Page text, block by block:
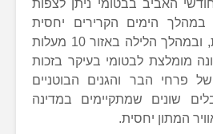
האביב בבטומי ניתן לצפות
הימים הקרירים יחסית
נעות באזור 15 מעלות, ובמהלך הלילה באזור 10 מעלות
מומלצת לבטומי בעיקר בזכות
פרחי הבר והגנים הבוטניים
שונים שמתקיימים במדינה
המתון יחסית.